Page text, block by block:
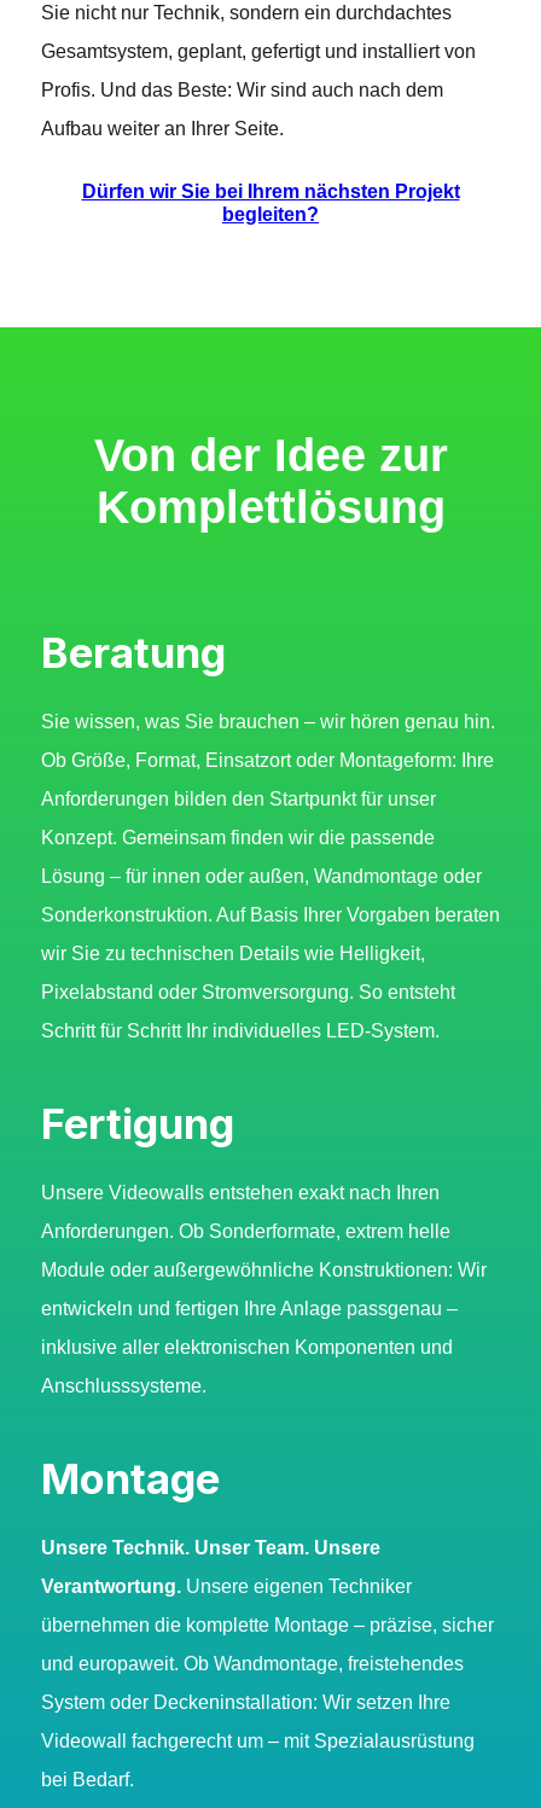
Sie nicht nur Technik, sondern ein durchdachtes
Gesamtsystem, geplant, gefertigt und installiert von
Profis. Und das Beste: Wir sind auch nach dem
Aufbau weiter an Ihrer Seite.
Dürfen wir Sie bei Ihrem nächsten Projekt
begleiten?
Von der Idee zur
Komplettlösung
Beratung
Sie wissen, was Sie brauchen – wir hören genau hin.
Ob Größe, Format, Einsatzort oder Montageform: Ihre
Anforderungen bilden den Startpunkt für unser
Konzept. Gemeinsam finden wir die passende
Lösung – für innen oder außen, Wandmontage oder
Sonderkonstruktion. Auf Basis Ihrer Vorgaben beraten
wir Sie zu technischen Details wie Helligkeit,
Pixelabstand oder Stromversorgung. So entsteht
Schritt für Schritt Ihr individuelles LED-System.
Fertigung
Unsere Videowalls entstehen exakt nach Ihren
Anforderungen. Ob Sonderformate, extrem helle
Module oder außergewöhnliche Konstruktionen: Wir
entwickeln und fertigen Ihre Anlage passgenau –
inklusive aller elektronischen Komponenten und
Anschlusssysteme.
Montage
Unsere Technik. Unser Team. Unsere
Verantwortung. Unsere eigenen Techniker
übernehmen die komplette Montage – präzise, sicher
und europaweit. Ob Wandmontage, freistehendes
System oder Deckeninstallation: Wir setzen Ihre
Videowall fachgerecht um – mit Spezialausrüstung
bei Bedarf.